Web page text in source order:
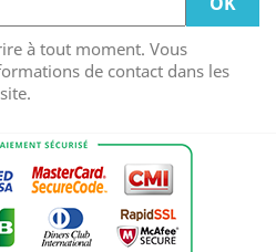
à tout moment. Vous
de contact dans les